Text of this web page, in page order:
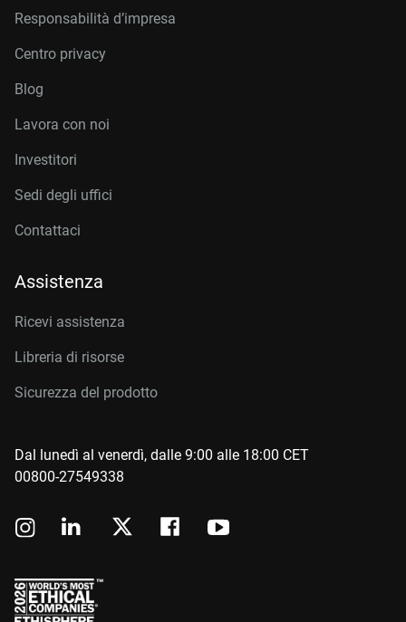
Responsabilità d’impresa
Centro privacy
Blog
Lavora con noi
Investitori
Sedi degli uffici
Contattaci
Assistenza
Ricevi assistenza
Libreria di risorse
Sicurezza del prodotto
Dal lunedì al venerdì, dalle 9:00 alle 18:00 CET
00800-27549338